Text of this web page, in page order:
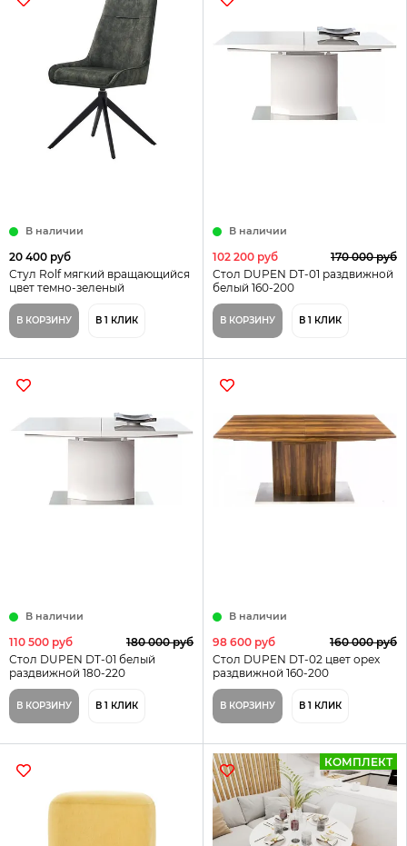
В наличии
20 400 руб
Стул Rolf мягкий вращающийся
цвет темно-зеленый
В КОРЗИНУ В 1 КЛИК
В наличии
102 200 руб
170 000 руб
Стол DUPEN DT-01 раздвижной
белый 160-200
В КОРЗИНУ В 1 КЛИК
В наличии
110 500 руб
180 000 руб
Стол DUPEN DT-01 белый
раздвижной 180-220
В КОРЗИНУ В 1 КЛИК
В наличии
98 600 руб
160 000 руб
Cтол DUPEN DT-02 цвет орех
раздвижной 160-200
В КОРЗИНУ В 1 КЛИК
КОМПЛЕКТ